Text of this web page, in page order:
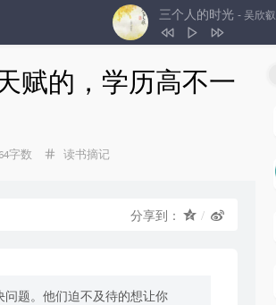
三个人的时光 - 吴欣叡
2 The Sounds of Silence
赋的，学历高不一
字数
分
读书摘记
分享到：
题。他们迫不及待的想让你